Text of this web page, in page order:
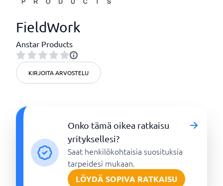
FieldWork
Anstar Products
KIRJOITA ARVOSTELU
Onko tämä oikea ratkaisu
yrityksellesi?
Saat henkilökohtaisia suosituksia
tarpeidesi mukaan.
LÖYDÄ SOPIVA RATKAISU